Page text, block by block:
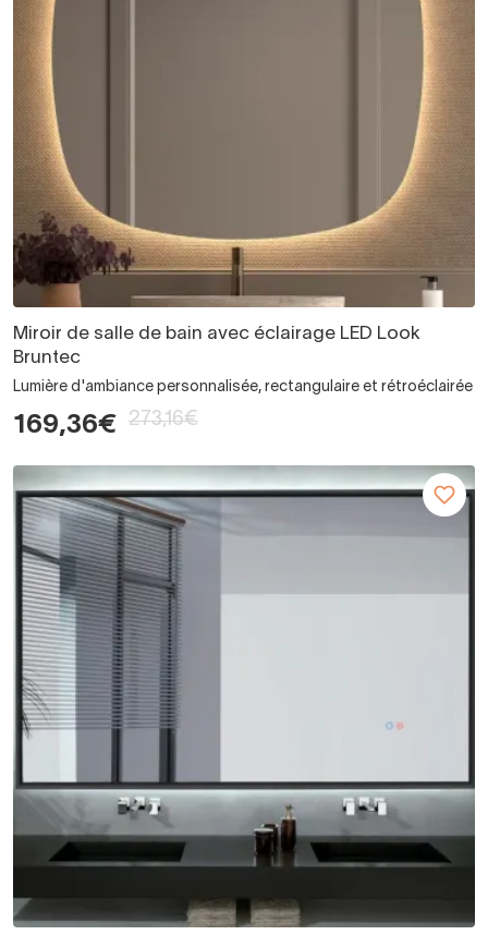
Miroir de salle de bain avec éclairage LED Look
Bruntec
Lumière d'ambiance personnalisée, rectangulaire et rétroéclairée
169,36€ 273,16€